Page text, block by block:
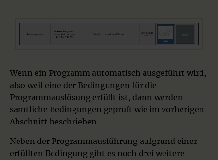
Wenn ein Programm automatisch ausgeführt wird,
also weil eine der Bedingungen für die
Programmauslösung erfüllt ist, dann werden
sämtliche Bedingungen geprüft wie im vorherigen
Abschnitt beschrieben.
Neben der Programmausführung aufgrund einer
erfüllten Bedingung gibt es noch drei weitere